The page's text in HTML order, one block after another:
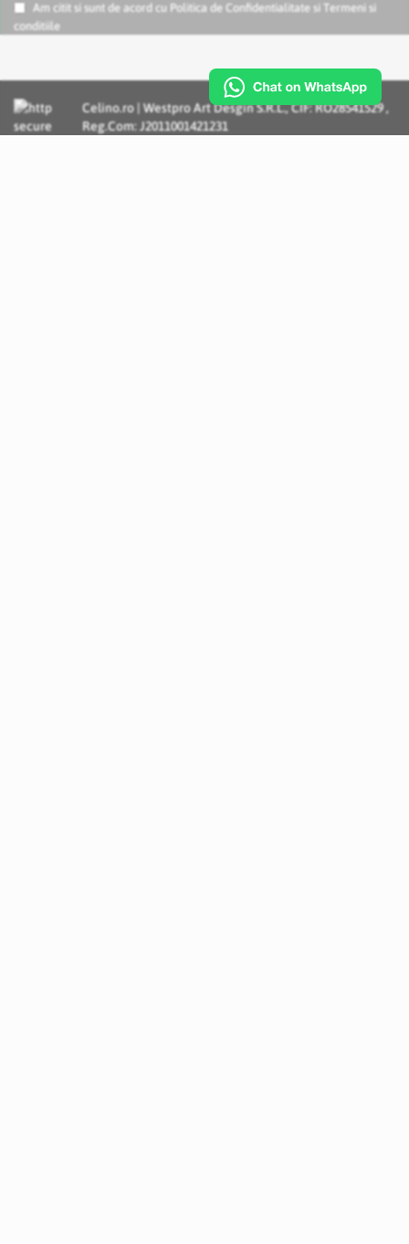
Am citit si sunt de acord cu Politica de Confidentialitate si
Termeni si
conditiile
Celino.ro | Westpro Art Desgin S.R.L., CIF: RO28541529 ,
Reg.Com: J2011001421231